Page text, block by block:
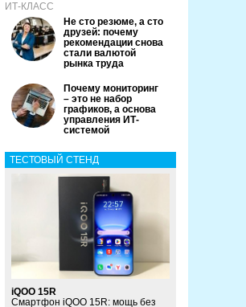
ИТ-КЛАСС
Не сто резюме, а сто
друзей: почему
рекомендации снова
стали валютой
рынка труда
Почему мониторинг
– это не набор
графиков, а основа
управления ИТ-
системой
ТЕСТОВЫЙ СТЕНД
iQOO 15R
Смартфон iQOO 15R: мощь без